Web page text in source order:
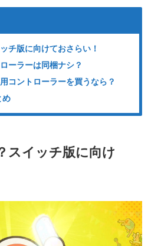
チ版に向けておさらい！
ーラーは同梱ナシ？
コントローラーを買うなら？
め
スイッチ版に向け